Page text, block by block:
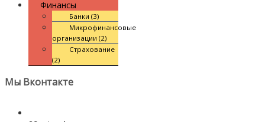
Финансы
Банки (3)
Микрофинансовые
организации (2)
Страхование
(2)
Мы Вконтакте